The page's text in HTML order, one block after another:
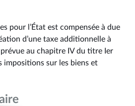
pour l’État est compensée à due
d’une taxe additionnelle à
prévue au chapitre IV du titre Ier
impositions sur les biens et